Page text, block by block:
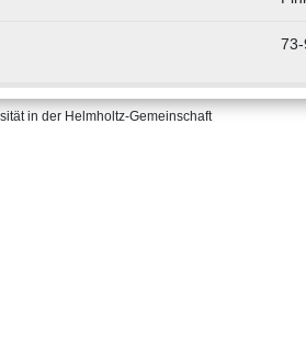
in der Helmholtz-Gemeinschaft